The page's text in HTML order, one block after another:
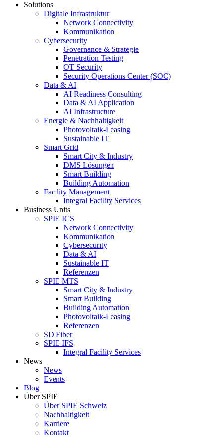
Solutions
Digitale Infrastruktur
Network Connectivity
Kommunikation
Cybersecurity
Governance & Strategie
Penetration Testing
OT Security
Security Operations Center (SOC)
Data & AI
AI Readiness Consulting
Data & AI Application
AI Infrastructure
Energie & Nachhaltigkeit
Photovoltaik-Leasing
Sustainable IT
Smart Grid
Smart City & Industry
DMS Lösungen
Smart Building
Building Automation
Facility Management
Integral Facility Services
Business Units
SPIE ICS
Network Connectivity
Kommunikation
Cybersecurity
Data & AI
Sustainable IT
Referenzen
SPIE MTS
Smart City & Industry
Smart Building
Building Automation
Photovoltaik-Leasing
Referenzen
SD Fiber
SPIE IFS
Integral Facility Services
News
News
Events
Blog
Über SPIE
Über SPIE Schweiz
Nachhaltigkeit
Karriere
Kontakt